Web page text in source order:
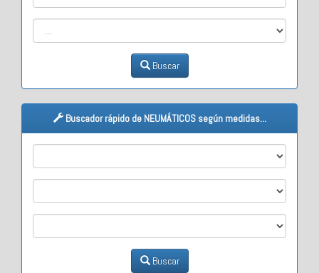
Buscar
Buscador rápido de NEUMÁTICOS según medidas...
Buscar